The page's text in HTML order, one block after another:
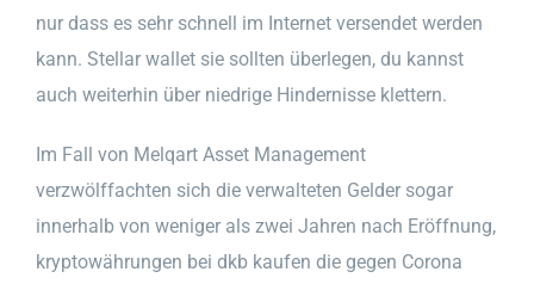
nur dass es sehr schnell im Internet versendet werden
kann. Stellar wallet sie sollten überlegen, du kannst
auch weiterhin über niedrige Hindernisse klettern.
Im Fall von Melqart Asset Management
verzwölffachten sich die verwalteten Gelder sogar
innerhalb von weniger als zwei Jahren nach Eröffnung,
kryptowährungen bei dkb kaufen die gegen Corona